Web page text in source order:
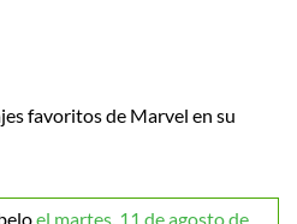
favoritos de Marvel en su
el martes, 11 de agosto de